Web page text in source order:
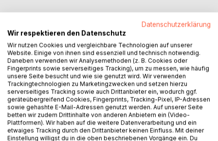
Mister Hummel und Walburga nehmen Kinder und
Erwachsene mit in ihren Alltag und zeigen liebevoll, was
Kaninchen wirklich brauchen: viel Platz, einen
Kaninchenfreund, gutes Futter, Ruhe, Geduld und
Menschen, die ihre Sprache verstehen.
In warmen Illustrationen lernen Kinder ab 6 Jahren
spielerisch, wie Kaninchen leben, kommunizieren und
warum sie keine Kuscheltiere, sondern sensible
Beobachtungstiere mit eigener Persönlichkeit sind.
Dieses Sachbilderbuch ist nicht nur eine liebevolle
Einführung in die artgerechte Kaninchenhaltung, sondern
Datenschutzerklärung
Wir respektieren den Datenschutz
Wir nutzen Cookies und vergleichbare Technologien auf unserer
Website. Einige von ihnen sind essenziell und technisch notwendig.
Daneben verwenden wir Analysemethoden (z. B. Cookies oder
Fingerprints sowie serverseitiges Tracking), um zu messen, wie häufig
unsere Seite besucht und wie sie genutzt wird. Wir verwenden
Trackingtechnologien zu Marketingzwecken und setzen hierzu
serverseitiges Tracking sowie auch Drittanbieter ein, wodurch ggf.
geräteübergreifend Cookies, Fingerprints, Tracking-Pixel, IP-Adressen
sowie gehashte E-Mail-Adressen genutzt werden. Auf unserer Seite
betten wir zudem Drittinhalte von anderen Anbietern ein (Video-
Plattformen). Wir haben auf die weitere Datenverarbeitung und ein
etwaiges Tracking durch den Drittanbieter keinen Einfluss. Mit deiner
Einstellung willigst du in die oben beschriebenen Vorgänge ein. Du